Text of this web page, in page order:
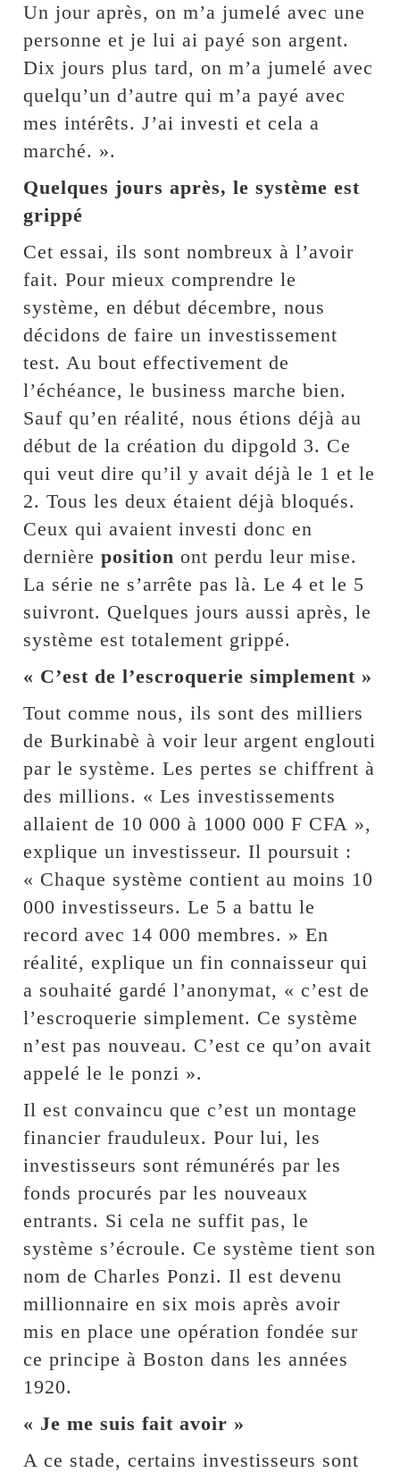
Un jour après, on m’a jumelé avec une
personne et je lui ai payé son argent.
Dix jours plus tard, on m’a jumelé avec
quelqu’un d’autre qui m’a payé avec
mes intérêts. J’ai investi et cela a
marché. ».
Quelques jours après, le système est
grippé
Cet essai, ils sont nombreux à l’avoir
fait. Pour mieux comprendre le
système, en début décembre, nous
décidons de faire un investissement
test. Au bout effectivement de
l’échéance, le business marche bien.
Sauf qu’en réalité, nous étions déjà au
début de la création du dipgold 3. Ce
qui veut dire qu’il y avait déjà le 1 et le
2. Tous les deux étaient déjà bloqués.
Ceux qui avaient investi donc en
dernièreposition ont perdu leur mise.
La série ne s’arrête pas là. Le 4 et le 5
suivront. Quelques jours aussi après, le
système est totalement grippé.
« C’est de l’escroquerie simplement »
Tout comme nous, ils sont des milliers
de Burkinabè à voir leur argent englouti
par le système. Les pertes se chiffrent à
des millions. « Les investissements
allaient de 10 000 à 1000 000 F CFA »,
explique un investisseur. Il poursuit :
« Chaque système contient au moins 10
000 investisseurs. Le 5 a battu le
record avec 14 000 membres. » En
réalité, explique un fin connaisseur qui
a souhaité gardé l’anonymat, « c’est de
l’escroquerie simplement. Ce système
n’est pas nouveau. C’est ce qu’on avait
appelé le le ponzi ».
Il est convaincu que c’est un montage
financier frauduleux. Pour lui, les
investisseurs sont rémunérés par les
fonds procurés par les nouveaux
entrants. Si cela ne suffit pas, le
système s’écroule. Ce système tient son
nom de Charles Ponzi. Il est devenu
millionnaire en six mois après avoir
mis en place une opération fondée sur
ce principe à Boston dans les années
1920.
« Je me suis fait avoir »
A ce stade, certains investisseurs sont